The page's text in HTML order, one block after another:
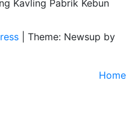
Kavling Pabrik Kebun
Theme: Newsup by
Home